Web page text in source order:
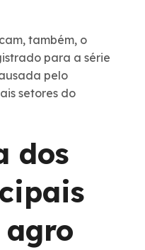
também, o
para a série
pelo
setores do
dos
agro